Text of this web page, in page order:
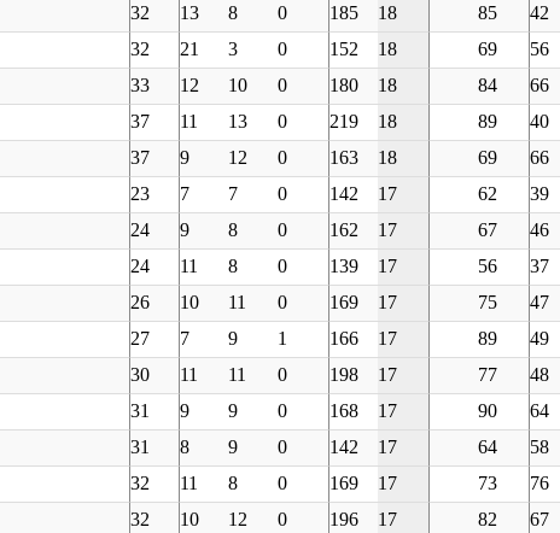
32 13 8 0 185 18 85 42
32 21 3 0 152 18 69 56
33 12 10 0 180 18 84 66
37 11 13 0 219 18 89 40
37 9 12 0 163 18 69 66
23 7 7 0 142 17 62 39
24 9 8 0 162 17 67 46
24 11 8 0 139 17 56 37
26 10 11 0 169 17 75 47
27 7 9 1 166 17 89 49
30 11 11 0 198 17 77 48
31 9 9 0 168 17 90 64
31 8 9 0 142 17 64 58
32 11 8 0 169 17 73 76
32 10 12 0 196 17 82 67